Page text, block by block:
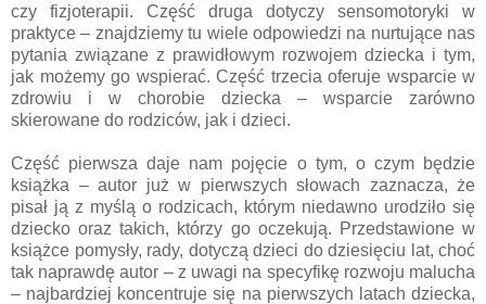
czy fizjoterapii. Część druga dotyczy sensomotoryki w
praktyce – znajdziemy tu wiele odpowiedzi na nurtujące nas
pytania związane z prawidłowym rozwojem dziecka i tym,
jak możemy go wspierać. Część trzecia oferuje wsparcie w
zdrowiu i w chorobie dziecka – wsparcie zarówno
skierowane do rodziców, jak i dzieci.
Część pierwsza daje nam pojęcie o tym, o czym będzie
książka – autor już w pierwszych słowach zaznacza, że
pisał ją z myślą o rodzicach, którym niedawno urodziło się
dziecko oraz takich, którzy go oczekują. Przedstawione w
książce pomysły, rady, dotyczą dzieci do dziesięciu lat, choć
tak naprawdę autor – z uwagi na specyfikę rozwoju malucha
– najbardziej koncentruje się na pierwszych latach dziecka,